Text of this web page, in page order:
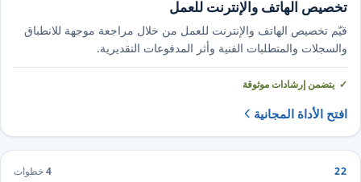
تخصيص الهاتف والإنترنت للعمل
قيّم تخصيص الهاتف والإنترنت للعمل من خلال مراجعة موجهة للانطباق
والسجلات والمتطلبات الفنية وأثر المدفوعات التقديرية.
يتضمن إرشادات موثوقة
افتح الأداة المجانية
22
4خطوات